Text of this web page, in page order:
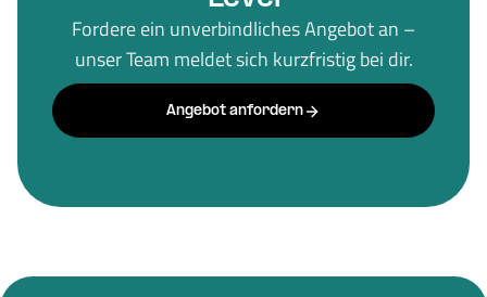
Fordere ein unverbindliches Angebot an –
unser Team meldet sich kurzfristig bei dir.
Angebot anfordern